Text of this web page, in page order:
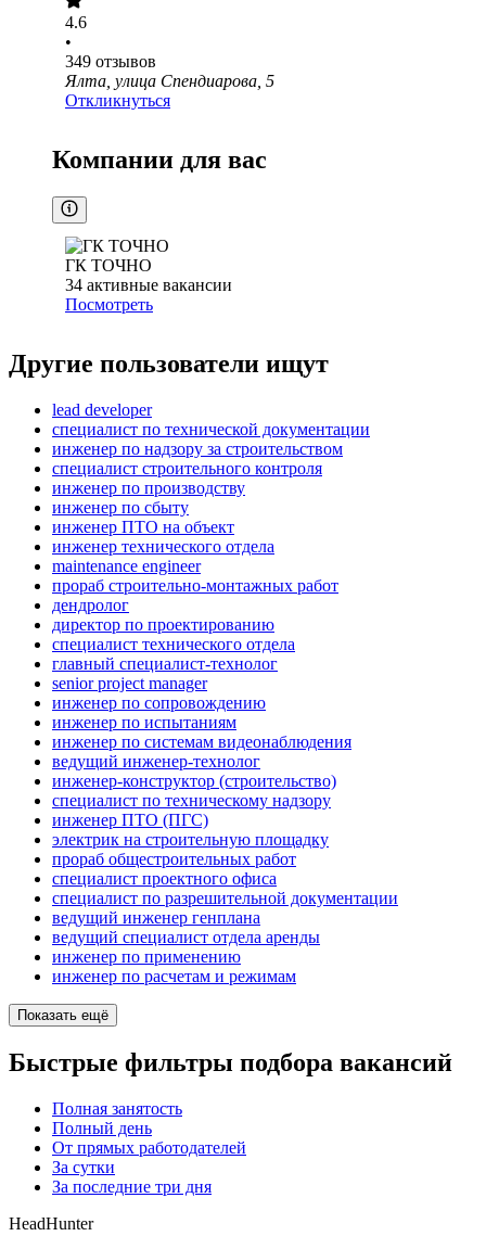
4.6
•
349 отзывов
Ялта, улица Спендиарова, 5
Откликнуться
Компании для вас
ГК ТОЧНО
34 активные вакансии
Посмотреть
Другие пользователи ищут
lead developer
специалист по технической документации
инженер по надзору за строительством
специалист строительного контроля
инженер по производству
инженер по сбыту
инженер ПТО на объект
инженер технического отдела
maintenance engineer
прораб строительно-монтажных работ
дендролог
директор по проектированию
специалист технического отдела
главный специалист-технолог
senior project manager
инженер по сопровождению
инженер по испытаниям
инженер по системам видеонаблюдения
ведущий инженер-технолог
инженер-конструктор (строительство)
специалист по техническому надзору
инженер ПТО (ПГС)
электрик на строительную площадку
прораб общестроительных работ
специалист проектного офиса
специалист по разрешительной документации
ведущий инженер генплана
ведущий специалист отдела аренды
инженер по применению
инженер по расчетам и режимам
Показать ещё
Быстрые фильтры подбора вакансий
Полная занятость
Полный день
От прямых работодателей
За сутки
За последние три дня
HeadHunter